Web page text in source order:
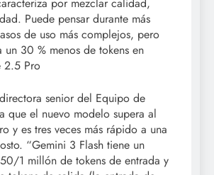
Puede pensar durante más
de uso más complejos, pero
un 30 % menos de tokens en
2.5 Pro
senior del Equipo de
que el nuevo modelo supera al
y es tres veces más rápido a una
“Gemini 3 Flash tiene un
1 millón de tokens de entrada y